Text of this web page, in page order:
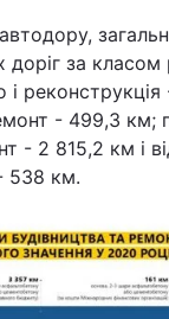
доріг за класом
і
- 499,3 км;
- 2 815,2 км і
538 км.